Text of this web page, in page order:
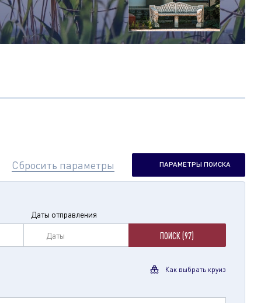
Сбросить параметры ПАРАМЕТРЫ ПОИСКА
Даты отправления
Даты ПОИСК (97)
Как выбрать круиз